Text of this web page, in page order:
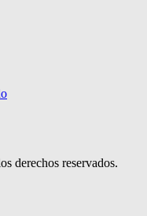
derechos reservados.